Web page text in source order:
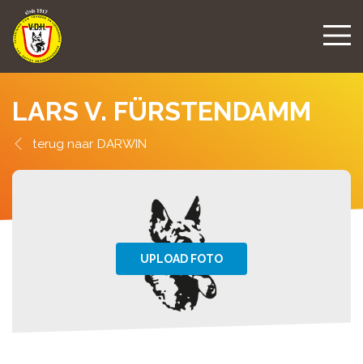
LARS V. FÜRSTENDAMM
DARWIN